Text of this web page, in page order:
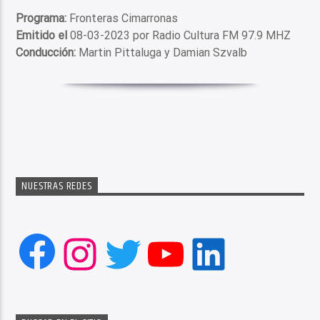
Programa: Fronteras Cimarronas
Emitido el 08-03-2023 por Radio Cultura FM 97.9 MHZ
Conducción: Martin Pittaluga y Damian Szvalb
NUESTRAS REDES
Facebook
Instagram
Twitter
YouTube
LinkedIn